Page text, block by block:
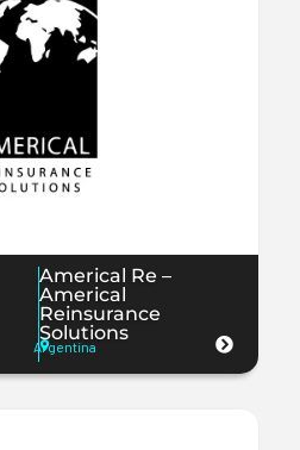
Americal Re –
Americal
Reinsurance
Solutions
Argentina